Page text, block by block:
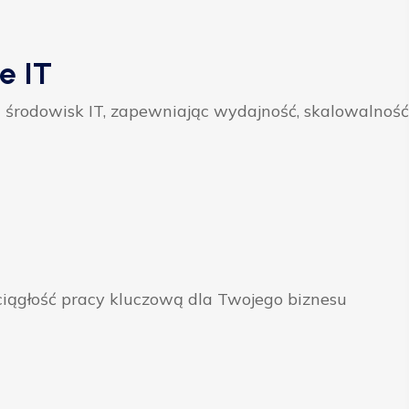
IT
IT, zapewniając wydajność, skalowalność
pracy kluczową dla Twojego biznesu